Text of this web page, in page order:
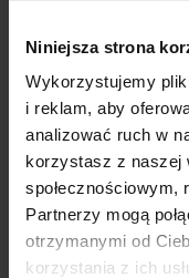
Niniejsza strona
Wykorzystujemy
i reklam, aby
analizować ruch w
korzystasz z naszej
społecznościowym,
Partnerzy mogą
otrzymanymi od
korzystania z ich